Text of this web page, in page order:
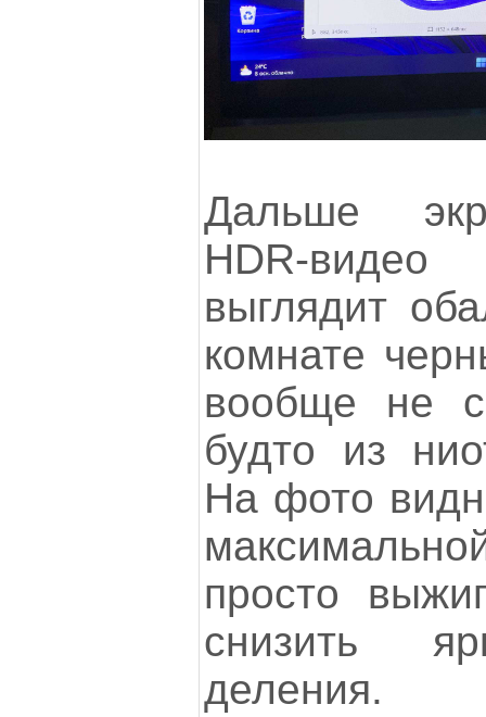
Дальше
HDR-
выглядит
комнате
вообще не
будто из
На фото
просто
снизить
деления.